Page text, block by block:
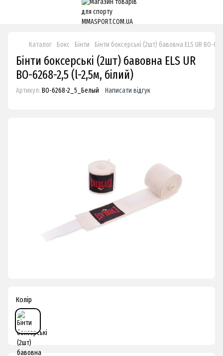
Каталог Бокс Бінти Бінти боксерські (2шт) бавовна ELS UR BO-
Бінти боксерські (2шт) бавовна ELS UR
BO-6268-2,5 (l-2,5м, білий)
Артикул: BO-6268-2_5_Белый Написати відгук
Колір